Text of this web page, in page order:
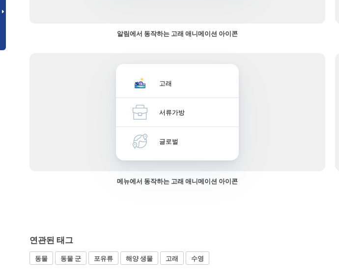
알림에서 동작하는 고래 애니메이션 아이콘
고래
서류가방
글로벌
메뉴에서 동작하는 고래 애니메이션 아이콘
연관된 태그
동물 동물 군 포유류 해양 생물 고래 수영